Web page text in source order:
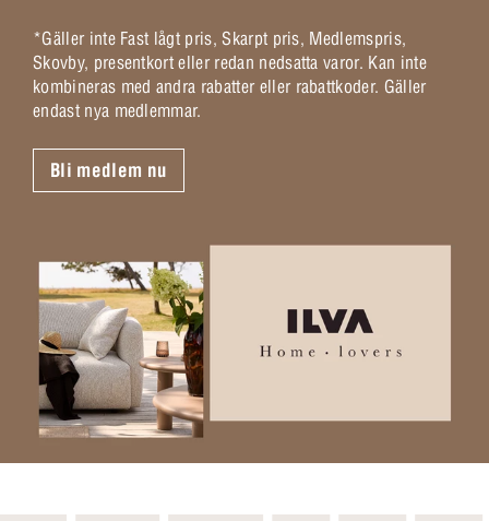
*Gäller inte Fast lågt pris, Skarpt pris, Medlemspris,
Skovby, presentkort eller redan nedsatta varor. Kan inte
kombineras med andra rabatter eller rabattkoder. Gäller
endast nya medlemmar.
Bli medlem nu